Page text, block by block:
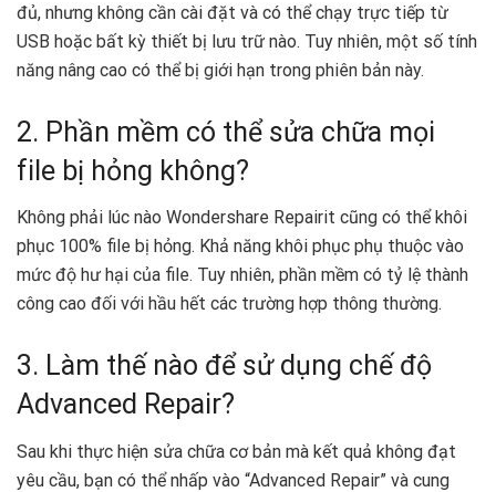
đủ, nhưng không cần cài đặt và có thể chạy trực tiếp từ
USB hoặc bất kỳ thiết bị lưu trữ nào. Tuy nhiên, một số tính
năng nâng cao có thể bị giới hạn trong phiên bản này.
2. Phần mềm có thể sửa chữa mọi
file bị hỏng không?
Không phải lúc nào Wondershare Repairit cũng có thể khôi
phục 100% file bị hỏng. Khả năng khôi phục phụ thuộc vào
mức độ hư hại của file. Tuy nhiên, phần mềm có tỷ lệ thành
công cao đối với hầu hết các trường hợp thông thường.
3. Làm thế nào để sử dụng chế độ
Advanced Repair?
Sau khi thực hiện sửa chữa cơ bản mà kết quả không đạt
yêu cầu, bạn có thể nhấp vào “Advanced Repair” và cung